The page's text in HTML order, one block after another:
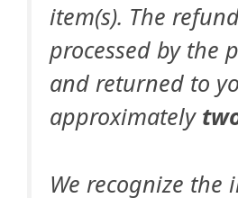
item(s). The
processed by the
and returned to
approximately
We recognize the